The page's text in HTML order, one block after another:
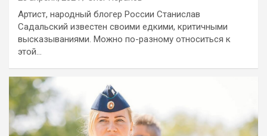
Артист, народный блогер России Станислав
Садальский известен своими едкими, критичными
высказываниями. Можно по-разному относиться к
этой…